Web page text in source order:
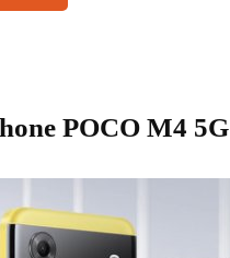
POCO M4 5G